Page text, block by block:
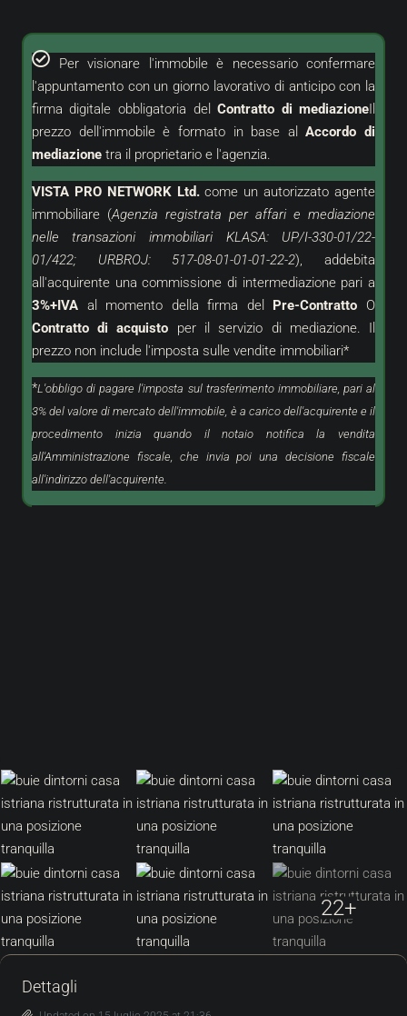
Per visionare l'immobile è necessario confermare
l'appuntamento con un giorno lavorativo di anticipo con la
firma digitale obbligatoria delContratto di mediazioneIl
prezzo dell'immobile è formato in base alAccordo di
mediazionetra il proprietario e l'agenzia.
VISTA PRO NETWORK Ltd.come unautorizzato agente
immobiliare (Agenzia registrata per affari e mediazione
nelle transazioni immobiliari KLASA: UP/I-330-01/22-
01/422; URBROJ: 517-08-01-01-01-22-2), addebita
all'acquirente una commissione di intermediazione pari a
3%+IVAal momento della firma del Pre-Contratto O
Contratto di acquisto per il servizio di mediazione. Il
prezzo non include l'imposta sulle vendite immobiliari*
*L'obbligo di pagare l'imposta sul trasferimento immobiliare, pari al
3% del valore di mercato dell'immobile, è a carico dell'acquirente e il
procedimento inizia quando il notaio notifica la vendita
all'Amministrazione fiscale, che invia poi una decisione fiscale
all'indirizzo dell'acquirente.
22+
Dettagli